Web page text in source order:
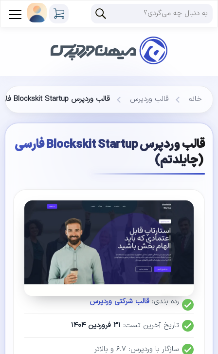
خانه قالب وردپرس قالب وردپرس Blockskit Startup فارسی (چایلدتم)
قالب وردپرس Blockskit Startup فارسی
(چایلدتم)
رده بندی:قالب شرکتی وردپرس
تاریخ آخرین تست: ۳۱ فروردین ۱۴۰۴
سازگار با وردپرس: ۶.۷ و بالاتر